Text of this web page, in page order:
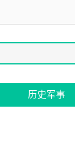
历史军事